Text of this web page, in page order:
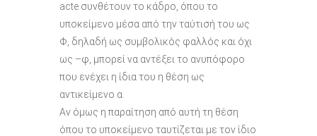
acte συνθέτουν το κάδρο, όπου το
υποκείμενο μέσα από την ταύτισή του ως
Φ, δηλαδή ως συμβολικός φαλλός και όχι
ως –φ, μπορεί να αντέξει το ανυπόφορο
που ενέχει η ίδια του η θέση ως
αντικείμενο α.
Αν όμως η παραίτηση από αυτή τη θέση
όπου το υποκείμενο ταυτίζεται με τον ίδιο